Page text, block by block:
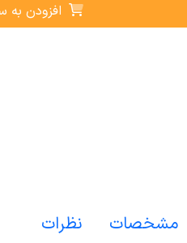
افزودن به
مشخصات نظرات